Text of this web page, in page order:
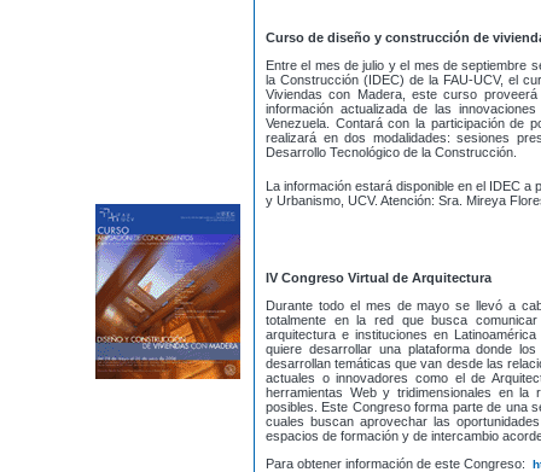
Curso de diseño y construcción de
Entre el mes de julio y el mes de septiembre
la Construcción (IDEC) de la FAU-UCV, el
Viviendas con Madera, este curso
información actualizada de las
Venezuela. Contará con la participación de
realizará en dos modalidades: sesiones
Desarrollo Tecnológico de la Construcción.
La información estará disponible en el IDEC a
y Urbanismo, UCV. Atención: Sra. Mireya
IV Congreso Virtual de Arquitectura
Durante todo el mes de mayo se llevó a
totalmente en la red que busca
arquitectura e instituciones en
quiere desarrollar una plataforma donde
desarrollan temáticas que van desde las
actuales o innovadores como el de
herramientas Web y tridimensionales en la
posibles. Este Congreso forma parte de una
cuales buscan aprovechar las
espacios de formación y de intercambio
Para obtener información de este Congreso: